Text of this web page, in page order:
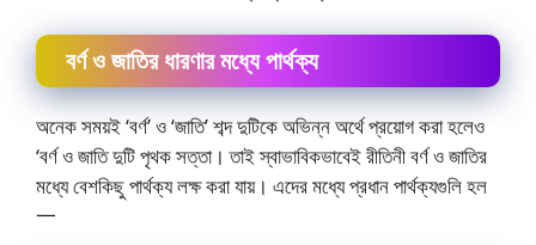
বর্ণ ও জাতির ধারণার মধ্যে পার্থক্য
অনেক সময়ই ‘বর্ণ’ ও ‘জাতি’ শব্দ দুটিকে অভিন্ন অর্থে প্রয়ােগ করা হলেও
‘বর্ণ ও জাতি দুটি পৃথক সত্তা। তাই স্বাভাবিকভাবেই রীতিনী বর্ণ ও জাতির
মধ্যে বেশকিছু পার্থক্য লক্ষ করা যায়। এদের মধ্যে প্রধান পার্থক্যগুলি হল
一